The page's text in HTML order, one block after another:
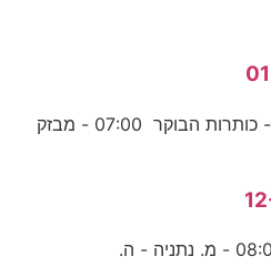
06:00 - מבזק חדשות 06:10 - כותרות הבוקר 07:00 - מבזק